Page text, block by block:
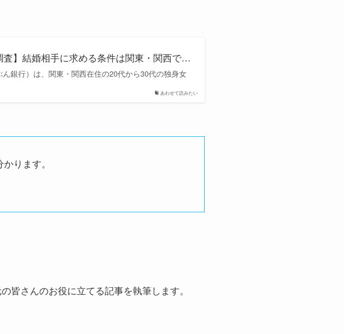
あわせて読みたい
査】結婚相手に求める条件は関東・関西で…
銀行）は、関東・関西在住の20代から30代の独身女
ります。
皆さんのお役に立てる記事を執筆します。